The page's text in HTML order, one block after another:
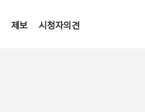
제보 시청자의견